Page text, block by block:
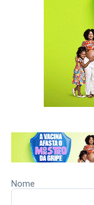
A decisão judicial
pelas forças de
organizações
continuam para
identificar
Nome